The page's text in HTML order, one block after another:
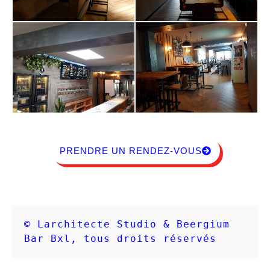
PRENDRE UN RENDEZ-VOUS
© Larchitecte Studio & Beergium
Bar Bxl, tous droits réservés